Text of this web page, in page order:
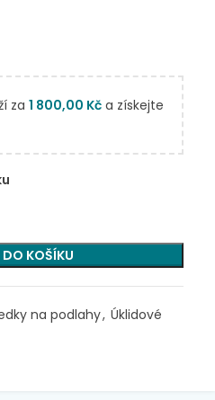
za 1 800,00 Kč a získejte
KOŠÍKU
na podlahy, Úklidové